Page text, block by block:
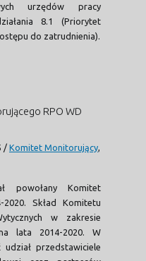
urzędów pracy
8.1 (Priorytet
do zatrudnienia).
RPO WD
/ Komitet Monitorujący
powołany Komitet
Skład Komitetu
w zakresie
lata 2014-2020. W
przedstawiciele